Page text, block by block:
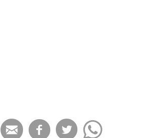
   